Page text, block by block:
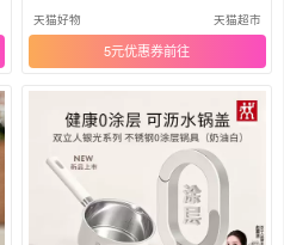
汤锅
天猫好物 天猫超市
5元优惠券